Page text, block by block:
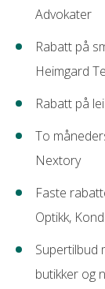
Advokater
Rabatt på
Heimgard
Rabatt på
To
Nextory
Faste
Optikk,
Supertilbud
butikker og